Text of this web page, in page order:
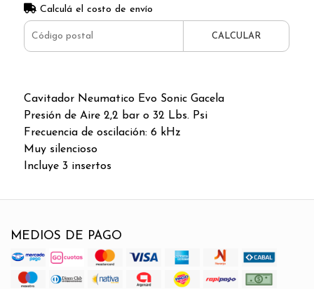
Calculá el costo de envío
CALCULAR
Cavitador Neumatico Evo Sonic Gacela
Presión de Aire 2,2 bar o 32 Lbs. Psi
Frecuencia de oscilación: 6 kHz
Muy silencioso
Incluye 3 insertos
MEDIOS DE PAGO